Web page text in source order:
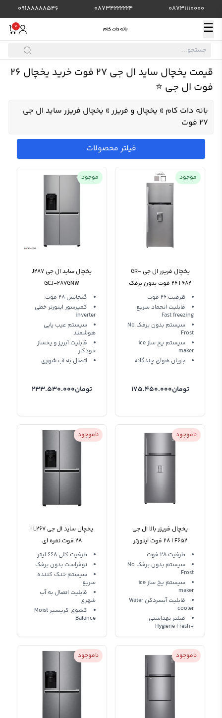
08731110000
08734222224
09188888546
☰
0
قیمت یخچال ساید ال جی 27 فوت خرید یخچال ۲۶
فوت ال جی ⭐️
بانه دات کام » یخچال و فریزر» یخچال فریزر ساید ال جی
27 فوت
فیلتر محصولات
موجود
یخچال فریزر ال جی GR-
682 ا ۲۶ فوت بدون برفک
ظرفیت 26 فوت
قابلیت انجماد سریع
Fast freezing
سیستم بدون برفک No
Frost
سیستم یخ ساز ice
maker
جریان هوای چندگانه
تومان175.450.000
موجود
یخچال ساید ال جی J287
GCJ-287GNW
گنجایش 28 فوت
کمپرسور اینورتر خطی
inverter
سیستم عیب یابی
هوشمند
قابلیت آبریز و یخساز
خودکار
اتصال به آب شهری
تومان233.530.000
ناموجود
یخچال فریزر بالا ال جی
F652 ا ۲۸ فوت اینورتر
ظرفیت 28 فوت
سیستم بدون برفک No
Frost
سیستم یخ ساز ice
maker
قابلیت آبسردکن Water
cooler
فیلتر بهداشتی
+Hygiene Fresh
ناموجود
یخچال ساید ال جی L267 ا
۲۸ فوت نقره ای
ظرفیت کلی 668 لیتر
نوفراست بدون برفک
سیستم خنک کننده
سریع
قابلیت اتصال به آب
شهری
کشوی کریسپر Moist
Balance
ناموجود ناموجود